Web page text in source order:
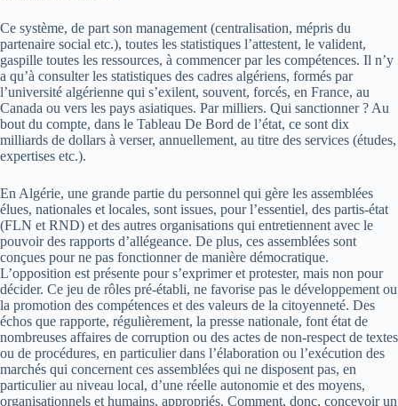
Ce système, de part son management (centralisation, mépris du
partenaire social etc.), toutes les statistiques l’attestent, le valident,
gaspille toutes les ressources, à commencer par les compétences. Il n’y
a qu’à consulter les statistiques des cadres algériens, formés par
l’université algérienne qui s’exilent, souvent, forcés, en France, au
Canada ou vers les pays asiatiques. Par milliers. Qui sanctionner ? Au
bout du compte, dans le Tableau De Bord de l’état, ce sont dix
milliards de dollars à verser, annuellement, au titre des services (études,
expertises etc.).
En Algérie, une grande partie du personnel qui gère les assemblées
élues, nationales et locales, sont issues, pour l’essentiel, des partis-état
(FLN et RND) et des autres organisations qui entretiennent avec le
pouvoir des rapports d’allégeance. De plus, ces assemblées sont
conçues pour ne pas fonctionner de manière démocratique.
L’opposition est présente pour s’exprimer et protester, mais non pour
décider. Ce jeu de rôles pré-établi, ne favorise pas le développement ou
la promotion des compétences et des valeurs de la citoyenneté. Des
échos que rapporte, régulièrement, la presse nationale, font état de
nombreuses affaires de corruption ou des actes de non-respect de textes
ou de procédures, en particulier dans l’élaboration ou l’exécution des
marchés qui concernent ces assemblées qui ne disposent pas, en
particulier au niveau local, d’une réelle autonomie et des moyens,
organisationnels et humains, appropriés. Comment, donc, concevoir un